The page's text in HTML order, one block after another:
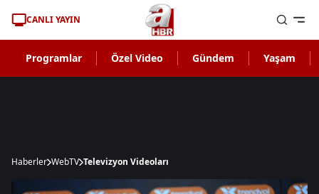
CANLI YAYIN
Programlar Özel Video Gündem Yaşam
Haberler WebTV Televizyon Videoları